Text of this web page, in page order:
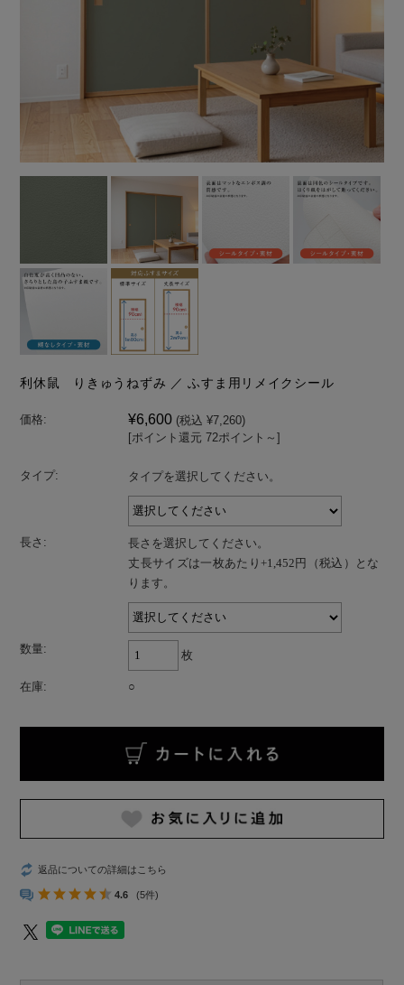
利休鼠 りきゅうねずみ ／ ふすま用リメイクシール
価格: ¥6,600 (税込 ¥7,260)
[ポイント還元 72ポイント～]
タイプ: タイプを選択してください。
長さ:
長さを選択してください。
丈長サイズは一枚あたり+1,452円（税込）とな
ります。
数量: 枚
在庫: ○
返品についての詳細はこちら
4.6 (5件)